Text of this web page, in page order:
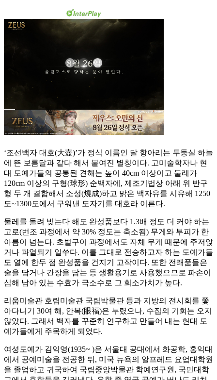
‘조선백자 대호(大壺)’가 정식 이름인 달 항아리는 두둥실 하늘
에 뜬 보름달과 같다 해서 붙여진 별칭이다. 고미술학자나 현
대 도예가들의 공통된 견해는 높이 40cm 이상이고 둘레가
120cm 이상의 구형(球形) 순백자에, 제조기법상 아래 위 반구
형 두 개 결합해서 소성(燒成)하고 맑은 백자유를 시유해 1250
도~1300도에서 구워낸 도자기를 대호라 이른다.
물레를 돌려 빚는다 해도 완성품보다 1.3배 정도 더 커야 하는
고로(번조 과정에서 약 30% 정도는 축소됨) 무게와 부피가 한
아름이 넘는다. 초벌구이 과정에서도 자체 무게 때문에 주저앉
거나 파열되기 일쑤다. 이를 그대로 전승하고자 하는 도예가들
도 열에 한두 점 완성품을 건지기 고작이다. 또한 전래품들은
술을 담거나 간장을 담는 등 생활용기로 사용했으므로 파손이
심해 남아 있는 수효가 극소수로 그 희소가치가 높다.
리움미술관 호림미술관 국립박물관 등과 지방의 전시회를 쫓
아다니기 30여 해, 안복(眼福)은 누렸으나, 수집의 기회는 오지
않았다. 그래서 백자를 꾸준히 연구하고 만들어 내는 현대 도
예가들에게 주목하게 되었다.
여성도예가 김익영(1935~ )은 서울대 공대에서 화공학, 홍익대
에서 공예미술을 전공한 뒤, 미국 뉴욕의 알프레드 요업대학원
을 졸업하고 귀국하여 국립중앙박물관 학예연구원, 국민대학